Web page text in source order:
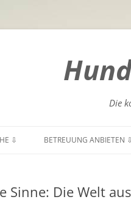
Die
⇩
KÄRNTEN
BETREUUNG ANBIETEN ⇩
KÄRNTEN
Sinne: Die Welt